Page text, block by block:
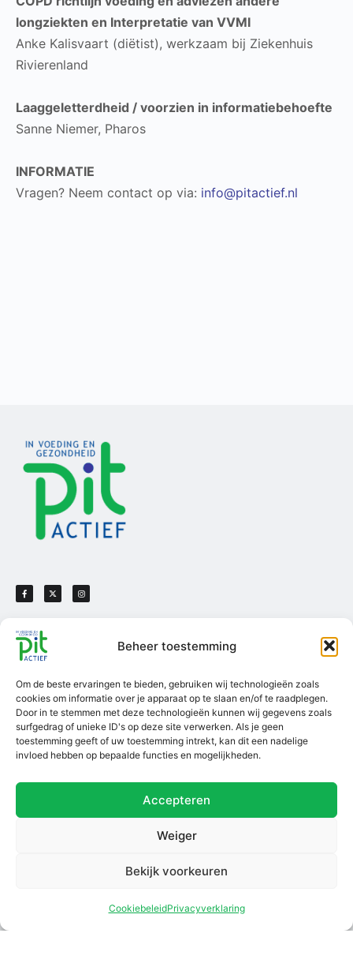
Beheer toestemming
Om de beste ervaringen te bieden, gebruiken wij technologieën zoals
cookies om informatie over je apparaat op te slaan en/of te raadplegen.
Door in te stemmen met deze technologieën kunnen wij gegevens zoals
surfgedrag of unieke ID's op deze site verwerken. Als je geen
toestemming geeft of uw toestemming intrekt, kan dit een nadelige
invloed hebben op bepaalde functies en mogelijkheden.
Accepteren
Weiger
Bekijk voorkeuren
CookiebeleidPrivacyverklaring
longziekten en Interpretatie van VVMI
Anke Kalisvaart (diëtist), werkzaam bij Ziekenhuis
Rivierenland
Laaggeletterdheid / voorzien in informatiebehoefte
Sanne Niemer, Pharos
INFORMATIE
Vragen? Neem contact op via: info@pitactief.nl
Ga van start
Account aanmaken
Inloggen
Informatie
Voorwaarden
Privacybeleid
Disclaimer
Klachtenregeling
Over Pit Actief
Scholingsaanbod
Over ons
MVO ondernemen
Contact
PIT Actief is CRKBO-